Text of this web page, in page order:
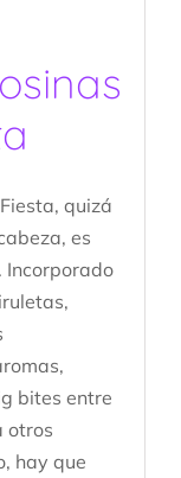
quizá
es
Incorporado
bites entre
otros
hay que